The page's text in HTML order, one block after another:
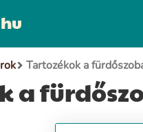
Tartozékok a
a